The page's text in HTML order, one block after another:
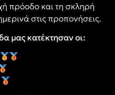
πρόοδο και τη σκληρή
στις προπονήσεις.
μας κατέκτησαν οι: